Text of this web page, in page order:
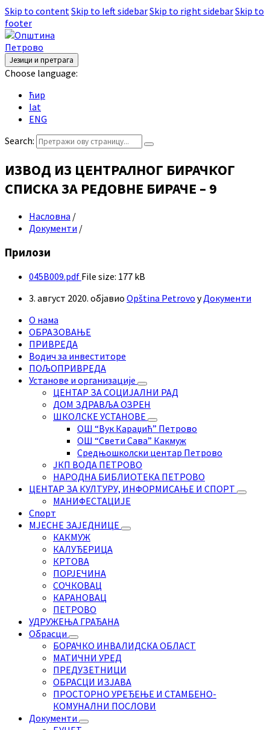
Skip to contentSkip to left sidebarSkip to right sidebarSkip to
footer
Језици и претрага
Choose language:
ћир
lat
ENG
Search:
ИЗВОД ИЗ ЦЕНТРАЛНОГ БИРАЧКОГ
СПИСКА ЗА РЕДОВНЕ БИРАЧЕ – 9
Насловна /
Документи /
Прилози
045B009.pdf File size: 177 kB
3. август 2020. објавио Opština Petrovo уДокументи
О нама
ОБРАЗОВАЊЕ
ПРИВРЕДА
Водич за инвеститоре
ПОЉОПРИВРЕДА
Установе и организације
ЦЕНТАР ЗА СОЦИЈАЛНИ РАД
ДОМ ЗДРАВЉА ОЗРЕН
ШКОЛСКЕ УСТАНОВЕ
ОШ “Вук Караџић” Петрово
ОШ “Свети Сава” Какмуж
Средњошколски центар Петрово
ЈКП ВОДА ПЕТРОВО
НАРОДНА БИБЛИОТЕКА ПЕТРОВО
ЦЕНТАР ЗА КУЛТУРУ, ИНФОРМИСАЊЕ И СПОРТ
МАНИФЕСТАЦИЈЕ
Спорт
МЈЕСНЕ ЗАЈЕДНИЦЕ
КАКМУЖ
КАЛУЂЕРИЦА
КРТОВА
ПОРЈЕЧИНА
СОЧКОВАЦ
КАРАНОВАЦ
ПЕТРОВО
УДРУЖЕЊА ГРАЂАНА
Обрасци
БОРАЧКО ИНВАЛИДСКА ОБЛАСТ
МАТИЧНИ УРЕД
ПРЕДУЗЕТНИЦИ
ОБРАСЦИ ИЗЈАВА
ПРОСТОРНО УРЕЂЕЊЕ И СТАМБЕНО-
КОМУНАЛНИ ПОСЛОВИ
Документи